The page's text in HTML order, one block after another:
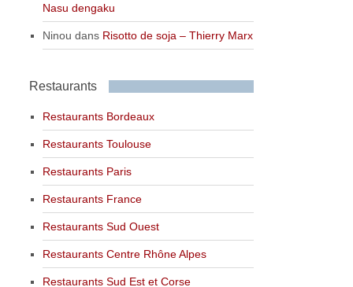
Nasu dengaku
Ninou dans Risotto de soja – Thierry Marx
Restaurants
Restaurants Bordeaux
Restaurants Toulouse
Restaurants Paris
Restaurants France
Restaurants Sud Ouest
Restaurants Centre Rhône Alpes
Restaurants Sud Est et Corse